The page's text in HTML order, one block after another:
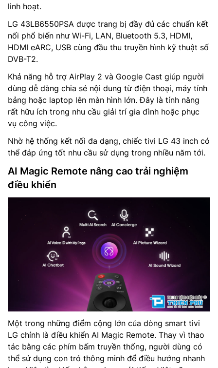
linh hoạt.
LG 43LB6550PSA được trang bị đầy đủ các chuẩn kết
nối phổ biến như Wi-Fi, LAN, Bluetooth 5.3, HDMI,
HDMI eARC, USB cùng đầu thu truyền hình kỹ thuật số
DVB-T2.
Khả năng hỗ trợ AirPlay 2 và Google Cast giúp người
dùng dễ dàng chia sẻ nội dung từ điện thoại, máy tính
bảng hoặc laptop lên màn hình lớn. Đây là tính năng
rất hữu ích trong nhu cầu giải trí gia đình hoặc phục
vụ công việc.
Nhờ hệ thống kết nối đa dạng, chiếc tivi LG 43 inch có
thể đáp ứng tốt nhu cầu sử dụng trong nhiều năm tới.
AI Magic Remote nâng cao trải nghiệm
điều khiển
Một trong những điểm cộng lớn của dòng smart tivi
LG chính là điều khiển AI Magic Remote. Thay vì thao
tác bằng các phím bấm truyền thống, người dùng có
thể sử dụng con trỏ thông minh để điều hướng nhanh